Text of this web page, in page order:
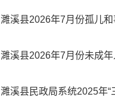
濉溪县2026年7月份孤儿
濉溪县2026年7月份未成
濉溪县民政局系统2025年“